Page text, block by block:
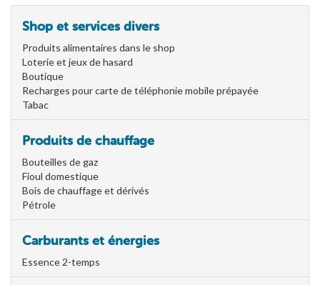
Shop et services divers
Produits alimentaires dans le shop
Loterie et jeux de hasard
Boutique
Recharges pour carte de téléphonie mobile prépayée
Tabac
Produits de chauffage
Bouteilles de gaz
Fioul domestique
Bois de chauffage et dérivés
Pétrole
Carburants et énergies
Essence 2-temps